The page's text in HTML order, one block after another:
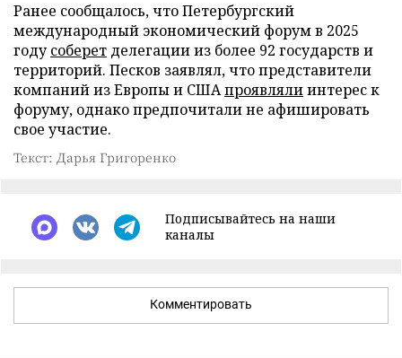
Ранее сообщалось, что Петербургский
международный экономический форум в 2025
годусоберет делегации из более 92 государств и
территорий. Песков заявлял, что представители
компаний из Европы и СШАпроявлялиинтерес к
форуму, однако предпочитали не афишировать
свое участие.
Текст: Дарья Григоренко
Подписывайтесь на наши
каналы
Комментировать